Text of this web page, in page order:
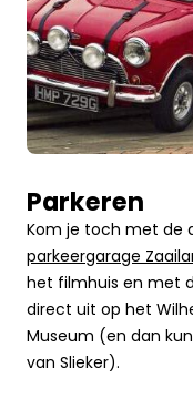
Parkeren
Kom je toch met de
parkeergarage
het filmhuis en met
direct uit op het
Museum (en dan
van Slieker).